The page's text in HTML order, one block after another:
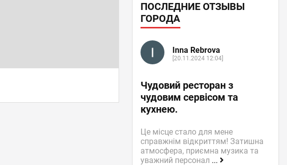
ПОСЛЕДНИЕ ОТЗЫВЫ
ГОРОДА
Inna Rebrova
[20.11.2024 12:04]
Чудовий ресторан з
чудовим сервісом та
кухнею.
Це місце стало для мене
справжнім відкриттям! Затишна
атмосфера, приємна музика та
уважний персонал ...